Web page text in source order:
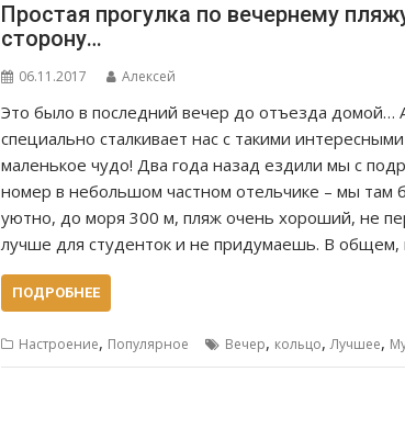
Простая прогулка по вечернему
сторону…
06.11.2017 Алексей
Это было в последний вечер до отъезда домой…
специально сталкивает нас с такими
маленькое чудо! Два года назад ездили мы с
номер в небольшом частном отельчике – мы
уютно, до моря 300 м, пляж очень хороший, не
лучше для студенток и не придумаешь. В общем,
ПОДРОБНЕЕ
Настроение, Популярное Вечер, кольцо,Лучшее,